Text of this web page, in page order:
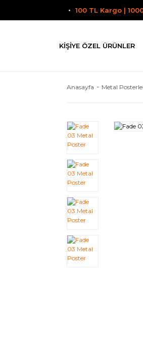
100 TL Kargo |
KIŞIYE ÖZEL ÜRÜNLER
Anasayfa Metal